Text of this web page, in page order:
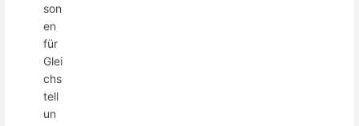
son
en
für
Glei
chs
tell
un